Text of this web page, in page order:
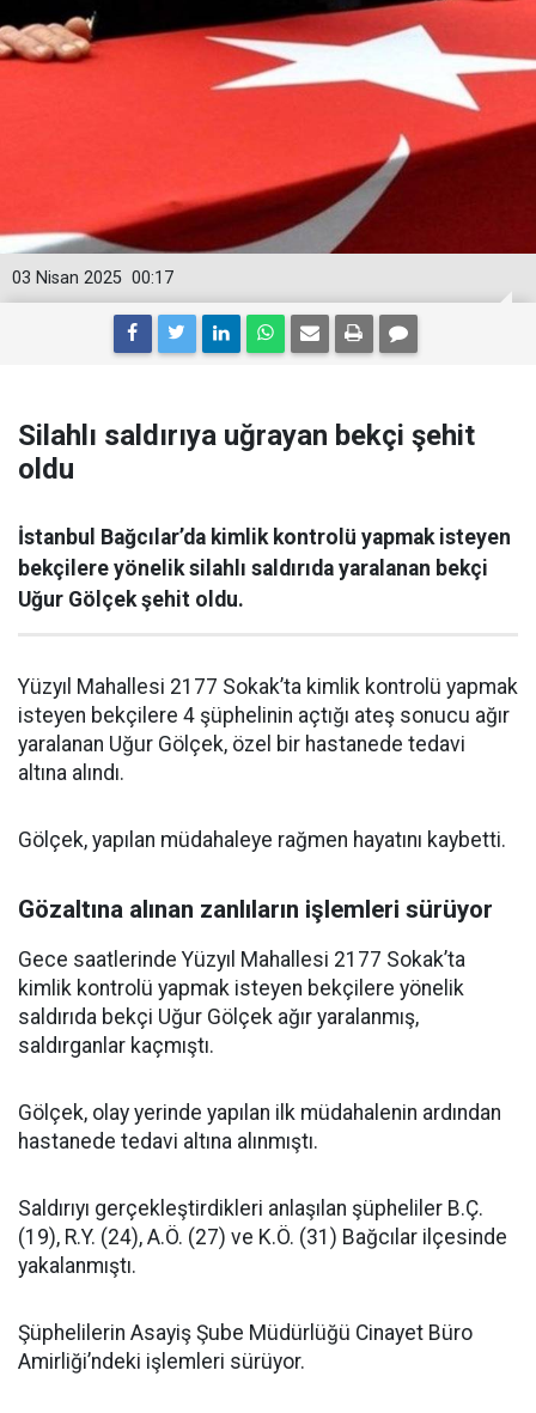
00:17
03 Nisan 2025
Silahlı saldırıya uğrayan bekçi şehit
oldu
İstanbul Bağcılar’da kimlik kontrolü yapmak isteyen
bekçilere yönelik silahlı saldırıda yaralanan bekçi
Uğur Gölçek şehit oldu.
Yüzyıl Mahallesi 2177 Sokak’ta kimlik kontrolü yapmak
isteyen bekçilere 4 şüphelinin açtığı ateş sonucu ağır
yaralanan Uğur Gölçek, özel bir hastanede tedavi
altına alındı.
Gölçek, yapılan müdahaleye rağmen hayatını kaybetti.
Gözaltına alınan zanlıların işlemleri sürüyor
Gece saatlerinde Yüzyıl Mahallesi 2177 Sokak’ta
kimlik kontrolü yapmak isteyen bekçilere yönelik
saldırıda bekçi Uğur Gölçek ağır yaralanmış,
saldırganlar kaçmıştı.
Gölçek, olay yerinde yapılan ilk müdahalenin ardından
hastanede tedavi altına alınmıştı.
Saldırıyı gerçekleştirdikleri anlaşılan şüpheliler B.Ç.
(19), R.Y. (24), A.Ö. (27) ve K.Ö. (31) Bağcılar ilçesinde
yakalanmıştı.
Şüphelilerin Asayiş Şube Müdürlüğü Cinayet Büro
Amirliği’ndeki işlemleri sürüyor.